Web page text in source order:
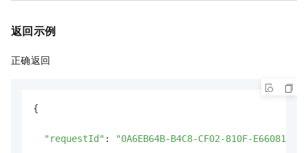
返回示例
正确返回
{
"requestId" : "0A6EB64B-B4C8-CF02-810F-